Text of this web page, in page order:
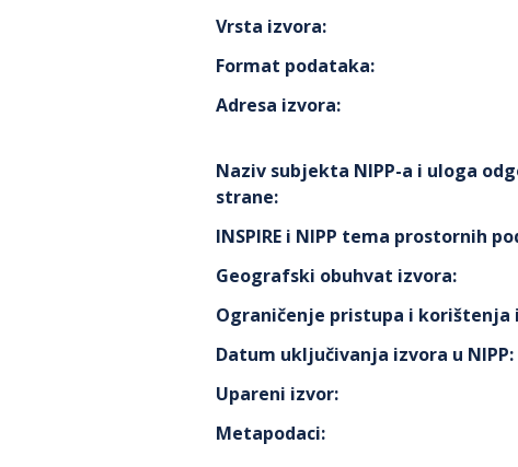
Vrsta izvora:
Format podataka:
Adresa izvora:
Naziv subjekta NIPP-a i uloga
strane:
INSPIRE i NIPP tema prostornih
Geografski obuhvat izvora:
Ograničenje pristupa i korištenja
Datum uključivanja izvora u NIPP:
Upareni izvor:
Metapodaci: